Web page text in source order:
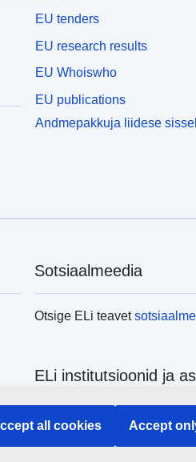
EU tenders
EU research results
EU Whoiswho
EU publications
Andmepakkuja liidese
Sotsiaalmeedia
Otsige ELi teavet
ELi institutsioonid ja
Otsige kõiki ELi
all cookies Accept